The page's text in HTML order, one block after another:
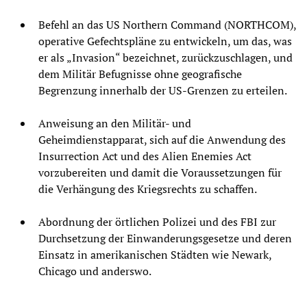
Befehl an das US Northern Command (NORTHCOM),
operative Gefechtspläne zu entwickeln, um das, was
er als „Invasion“ bezeichnet, zurückzuschlagen, und
dem Militär Befugnisse ohne geografische
Begrenzung innerhalb der US-Grenzen zu erteilen.
Anweisung an den Militär- und
Geheimdienstapparat, sich auf die Anwendung des
Insurrection Act und des Alien Enemies Act
vorzubereiten und damit die Voraussetzungen für
die Verhängung des Kriegsrechts zu schaffen.
Abordnung der örtlichen Polizei und des FBI zur
Durchsetzung der Einwanderungsgesetze und deren
Einsatz in amerikanischen Städten wie Newark,
Chicago und anderswo.